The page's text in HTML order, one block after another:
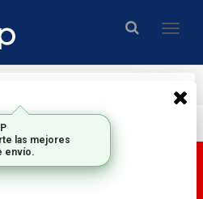
mayores a $200.000.-
DEMO, por lo tanto los
PRECIO no son
las mejores
envío.